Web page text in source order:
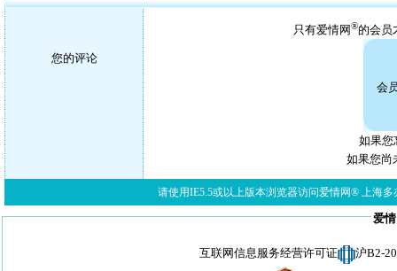
您的评论
只有爱情网®的会员
会
如果您
如果您尚
请使用IE5.5或以上版本浏览器访问爱情网® 上海多
爱
互联网信息服务经营许可证 沪B2-